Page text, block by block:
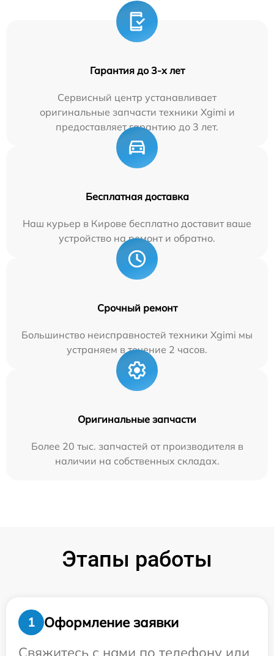
Гарантия до 3-х лет
Сервисный центр устанавливает
оригинальные запчасти техники Xgimi и
предоставляет гарантию до 3 лет.
Бесплатная доставка
Наш курьер в Кирове бесплатно доставит ваше
устройство на ремонт и обратно.
Срочный ремонт
Большинство неисправностей техники Xgimi мы
устраняем в течение 2 часов.
Оригинальные запчасти
Более 20 тыс. запчастей от производителя в
наличии на собственных складах.
Этапы работы
1
Оформление заявки
Свяжитесь с нами по телефону или